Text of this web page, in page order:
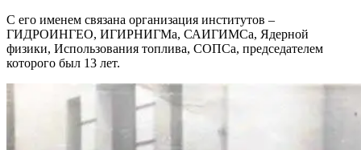
С его именем связана организация институтов –
ГИДРОИНГЕО, ИГИРНИГМа, САИГИМСа, Ядерной
физики, Использования топлива, СОПСа, председателем
которого был 13 лет.